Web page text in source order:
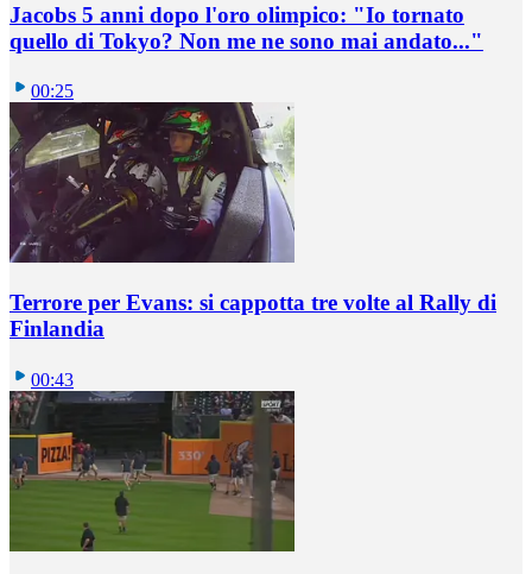
Jacobs 5 anni dopo l'oro olimpico: "Io tornato
quello di Tokyo? Non me ne sono mai andato..."
00:25
Terrore per Evans: si cappotta tre volte al Rally di
Finlandia
00:43